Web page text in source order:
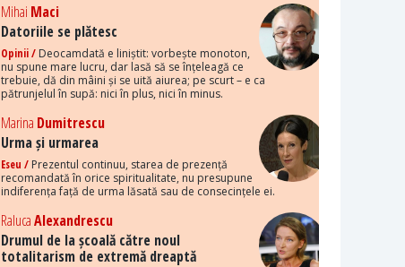
Mihai Maci
Datoriile se plătesc
Opinii / Deocamdată e liniștit: vorbește monoton,
nu spune mare lucru, dar lasă să se înțeleagă ce
trebuie, dă din mâini și se uită aiurea; pe scurt – e ca
pătrunjelul în supă: nici în plus, nici în minus.
Marina Dumitrescu
Urma și urmarea
Eseu / Prezentul continuu, starea de prezență
recomandată în orice spiritualitate, nu presupune
indiferența față de urma lăsată sau de consecințele ei.
RalucaAlexandrescu
Drumul de la școală către noul
totalitarism de extremă dreaptă